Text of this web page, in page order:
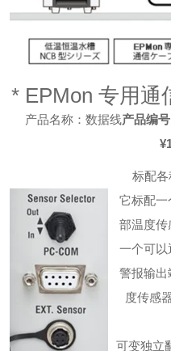
* EPMon 专用通
产品名称：数据线产品编
标配
它标配一
部温度传
一个可以
警报输出
度传感
可变独立